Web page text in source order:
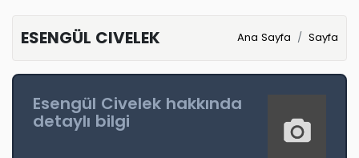
ESENGÜL CIVELEK Ana Sayfa Sayfa
Esengül Civelek hakkında
detaylı bilgi